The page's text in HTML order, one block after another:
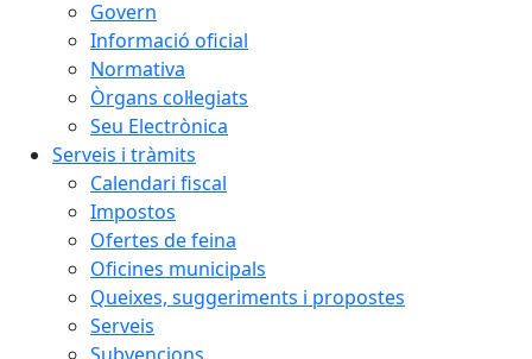
Govern
Informació oficial
Normativa
Òrgans col·legiats
Seu Electrònica
Serveis i tràmits
Calendari fiscal
Impostos
Ofertes de feina
Oficines municipals
Queixes, suggeriments i propostes
Serveis